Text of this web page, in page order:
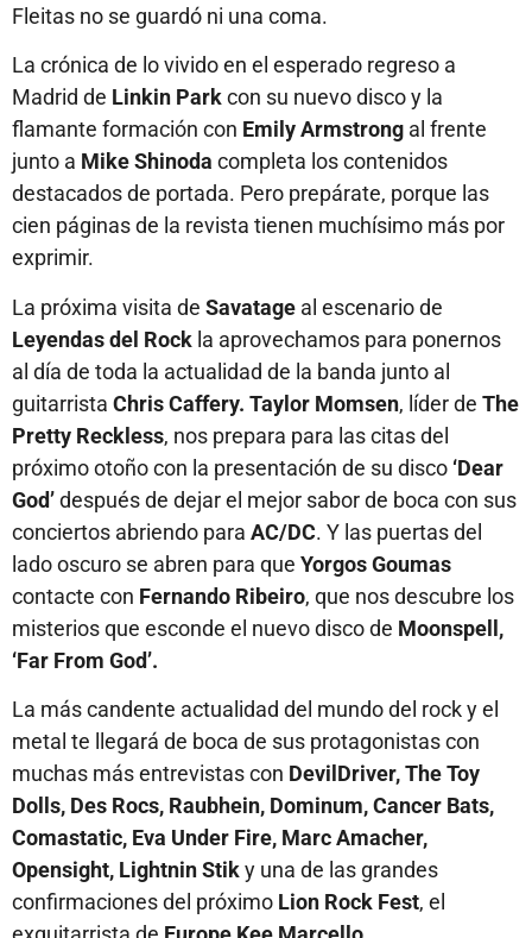
Fleitas no se guardó ni una coma.
La crónica de lo vivido en el esperado regreso a
Madrid de Linkin Parkcon su nuevo disco y la
flamante formación con Emily Armstrong al frente
junto a Mike Shinoda completa los contenidos
destacados de portada. Pero prepárate, porque las
cien páginas de la revista tienen muchísimo más por
exprimir.
La próxima visita de Savatage al escenario de
Leyendas del Rock la aprovechamos para ponernos
al día de toda la actualidad de la banda junto al
guitarrista Chris Caffery. Taylor Momsen, líder de The
Pretty Reckless, nos prepara para las citas del
próximo otoño con la presentación de su disco ‘Dear
God’después de dejar el mejor sabor de boca con sus
conciertos abriendo para AC/DC. Y las puertas del
lado oscuro se abren para que Yorgos Goumas
contacte con Fernando Ribeiro, que nos descubre los
misterios que esconde el nuevo disco de Moonspell,
‘Far From God’.
La más candente actualidad del mundo del rock y el
metal te llegará de boca de sus protagonistas con
muchas más entrevistas con DevilDriver, The Toy
Dolls, Des Rocs, Raubhein, Dominum, Cancer Bats,
Comastatic, Eva Under Fire, Marc Amacher,
Opensight, Lightnin Stiky una de las grandes
confirmaciones del próximo Lion Rock Fest, el